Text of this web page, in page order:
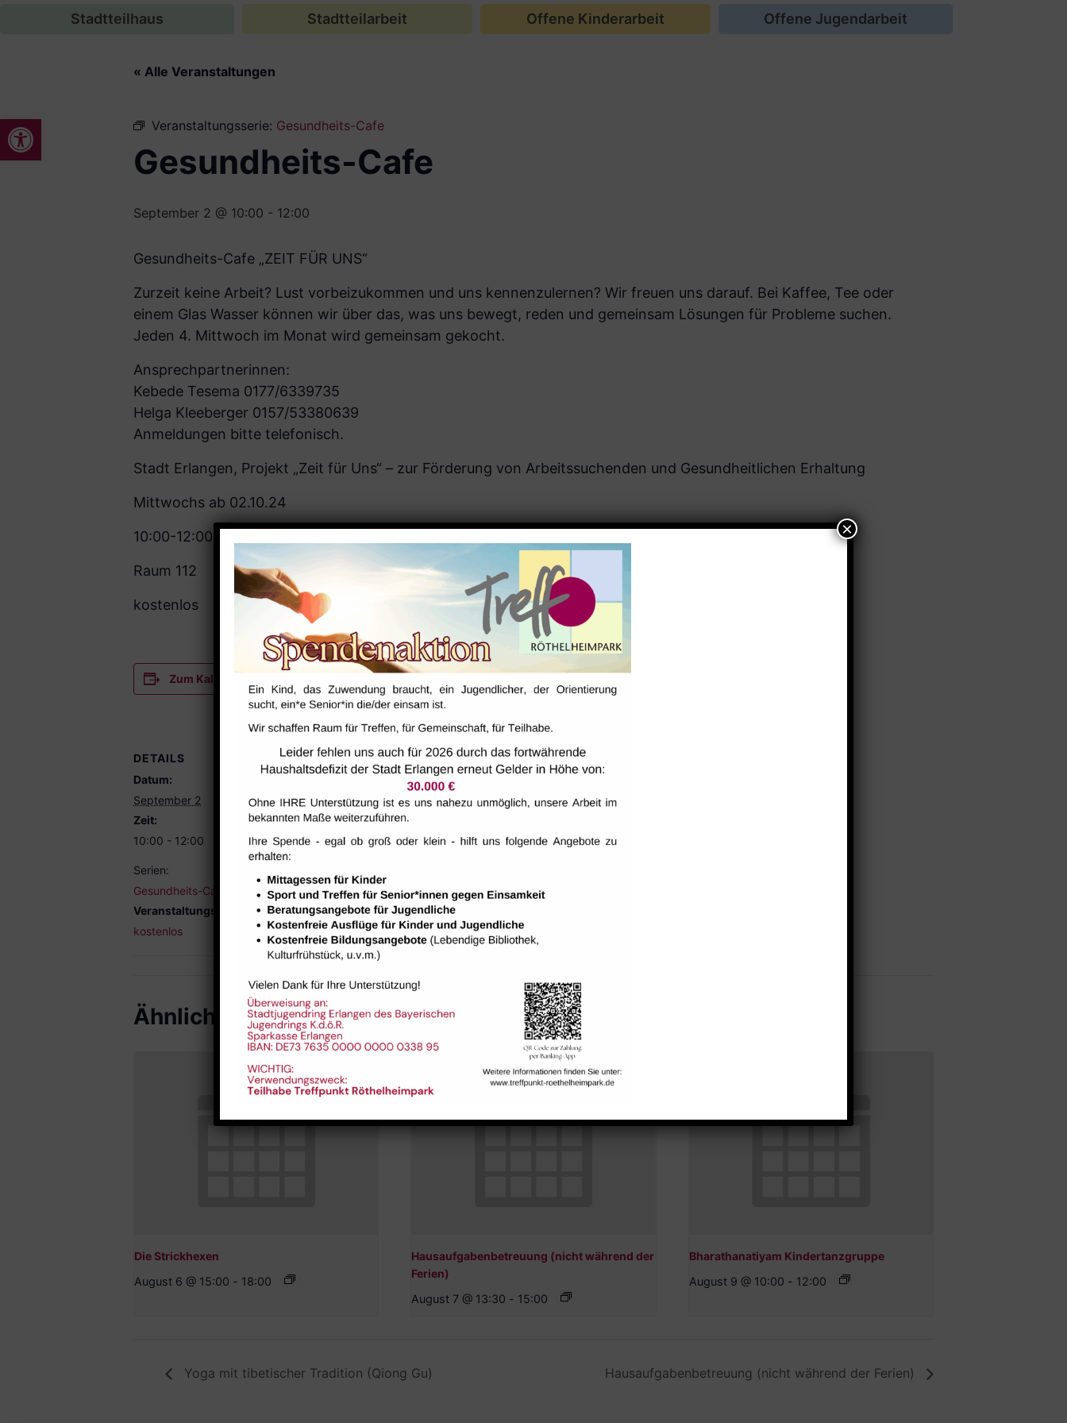
Werkzeugleiste öffnen
Stadtteilhaus Stadtteilarbeit Offene Kinderarbeit Offene Jugendarbeit
« Alle Veranstaltungen
Veranstaltungsserie: Gesundheits-Cafe
Gesundheits-Cafe
September 2 @ 10:00 - 12:00
Gesundheits-Cafe „ZEIT FÜR UNS“
Zurzeit keine Arbeit? Lust vorbeizukommen und uns kennenzulernen? Wir freuen uns darauf. Bei Kaffee, Tee oder
einem Glas Wasser können wir über das, was uns bewegt, reden und gemeinsam Lösungen für Probleme suchen.
Jeden 4. Mittwoch im Monat wird gemeinsam gekocht.
Ansprechpartnerinnen:
Kebede Tesema 0177/6339735
Helga Kleeberger 0157/53380639
Anmeldungen bitte telefonisch.
Stadt Erlangen, Projekt „Zeit für Uns“ – zur Förderung von Arbeitssuchenden und Gesundheitlichen Erhaltung
Mittwochs ab 02.10.24
10:00-12:00 Uhr
Raum 112
kostenlos
Zum Kalender hinzufügen
DETAILS
Datum:
September 2
Zeit:
10:00 - 12:00
Serien:
Gesundheits-Cafe
Veranstaltungskategorie:
kostenlos
VERANSTALTUNGSORT
Ähnliche Veranstaltungen
Die Strickhexen
August 6 @ 15:00 - 18:00
Hausaufgabenbetreuung (nicht während der
Ferien)
August 7 @ 13:30 - 15:00
Bharathanatiyam Kindertanzgruppe
August 9 @ 10:00 - 12:00
Yoga mit tibetischer Tradition (Qiong Gu) Hausaufgabenbetreuung (nicht während der Ferien)